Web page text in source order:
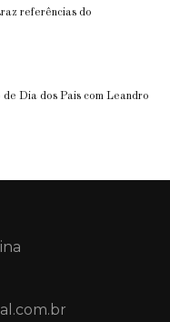
referências do
Dia dos Pais com Leandro